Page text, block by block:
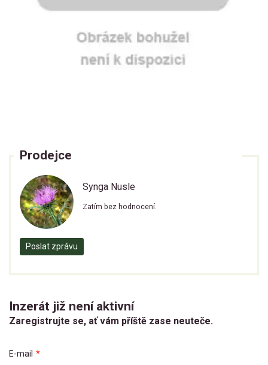
Prodejce
Synga Nusle
Zatím bez hodnocení.
Poslat zprávu
Inzerát již není aktivní
Zaregistrujte se, ať vám příště zase neuteče.
E-mail *